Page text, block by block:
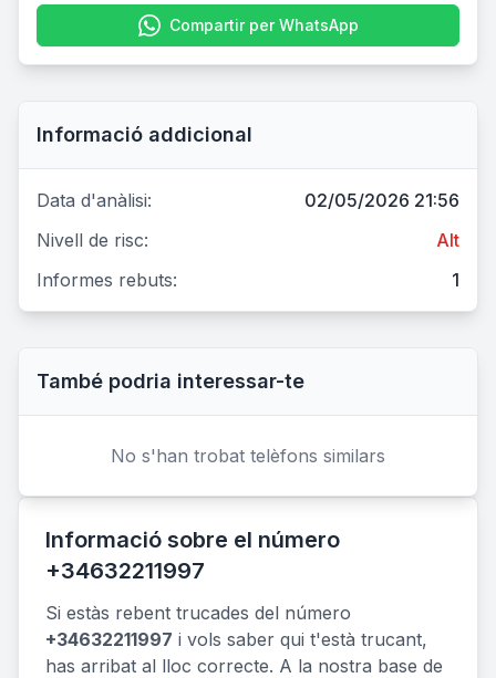
Compartir per WhatsApp
Informació addicional
Data d'anàlisi:
02/05/2026 21:56
Nivell de risc:
Alt
Informes rebuts:
1
També podria interessar-te
No s'han trobat telèfons similars
Informació sobre el número
+34632211997
Si estàs rebent trucades del número
+34632211997 i vols saber qui t'està trucant,
has arribat al lloc correcte. A la nostra base de